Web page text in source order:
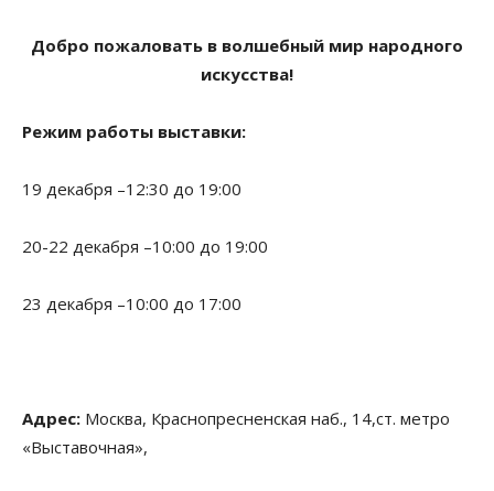
Добро пожаловать в волшебный мир народного
искусства!
Режим работы выставки:
19 декабря –12:30 до 19:00
20-22 декабря –10:00 до 19:00
23 декабря –10:00 до 17:00
Адрес: Москва, Краснопресненская наб., 14,cт. метро
«Выставочная»,